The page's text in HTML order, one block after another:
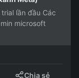
lần đầu Các
microsoft
Chia sẻ